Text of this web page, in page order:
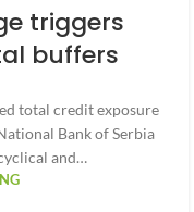
triggers
buffers
total credit exposure
Bank of Serbia
and…